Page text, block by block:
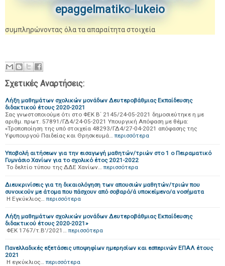
epaggelmatiko-lukeio
συμπληρώνοντας όλα τα απαραίτητα στοιχεία
Σχετικές Αναρτήσεις:
Λήξη μαθημάτων σχολικών μονάδων Δευτεροβάθμιας Εκπαίδευσης
διδακτικού έτους 2020-2021
Σας γνωστοποιούμε ότι στο ΦΕΚ Β΄ 2145/24-05-2021 δημοσιεύτηκε η με
αριθμ. πρωτ. 57891/ΓΔ4/24-05-2021 Υπουργική Απόφαση με θέμα:
«Τροποποίηση της υπό στοιχεία 48293/ΓΔ4/27-04-2021 απόφασης της
Υφυπουργού Παιδείας και Θρησκευμά… περισσότερα
Υποβολή αιτήσεων για την εισαγωγή μαθητών/τριών στο 1 ο Πειραματικό
Γυμνάσιο Χανίων για το σχολικό έτος 2021-2022
To δελτίο τύπου της ΔΔΕ Χανίων… περισσότερα
Διευκρινίσεις για τη δικαιολόγηση των απουσιών μαθητών/τριών που
συνοικούν με άτομα που πάσχουν από σοβαρό/ά υποκείμενο/α νοσήματα
Η Εγκύκλιος… περισσότερα
Λήξη μαθημάτων σχολικών μονάδων Δευτεροβάθμιας Εκπαίδευσης
διδακτικού έτους 2020-2021»
ΦΕΚ 1767/τ.Β'/2021… περισσότερα
Πανελλαδικές εξετάσεις υποψηφίων ημερησίων και εσπερινών ΕΠΑΛ έτους
2021
Η εγκύκλιος… περισσότερα